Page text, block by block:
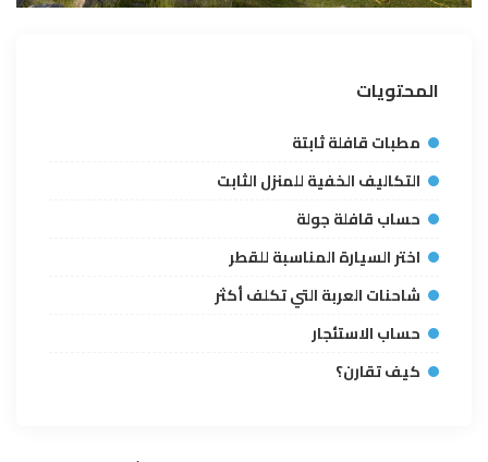
المحتويات
مطبات قافلة ثابتة
التكاليف الخفية للمنزل الثابت
حساب قافلة جولة
اختر السيارة المناسبة للقطر
شاحنات العربة التي تكلف أكثر
حساب الاستئجار
كيف تقارن؟